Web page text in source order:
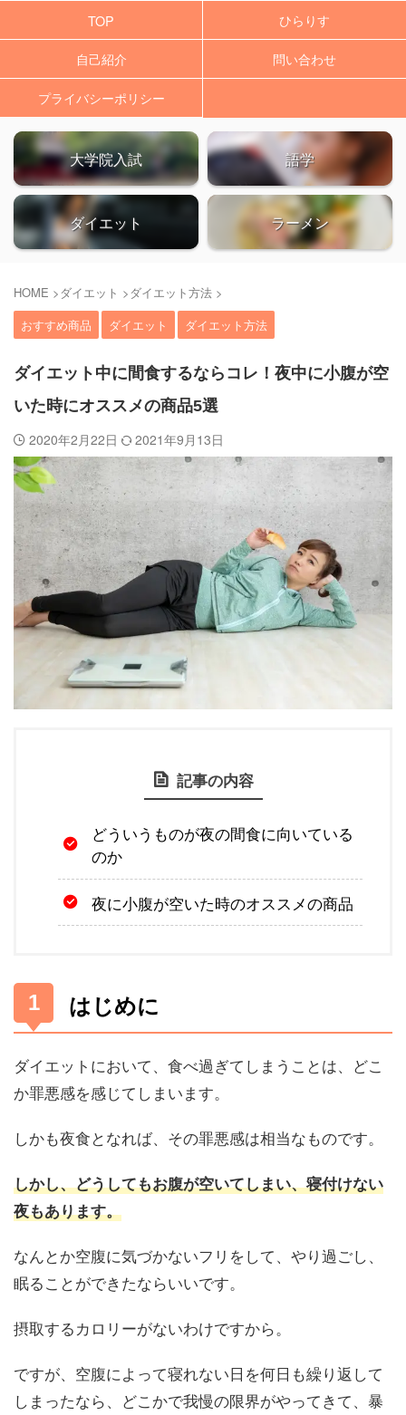
TOP ひらりす
自己紹介 問い合わせ
プライバシーポリシー
大学院入試 語学
ダイエット ラーメン
HOME >ダイエット >ダイエット方法 >
おすすめ商品
ダイエット ダイエット方法
ダイエット中に間食するならコレ！夜中に小腹が空
いた時にオススメの商品5選
2020年2月22日
2021年9月13日
記事の内容
どういうものが夜の間食に向いている
のか
夜に小腹が空いた時のオススメの商品
はじめに
ダイエットにおいて、食べ過ぎてしまうことは、どこ
か罪悪感を感じてしまいます。
しかも夜食となれば、その罪悪感は相当なものです。
しかし、どうしてもお腹が空いてしまい、寝付けない
夜もあります。
なんとか空腹に気づかないフリをして、やり過ごし、
眠ることができたならいいです。
摂取するカロリーがないわけですから。
ですが、空腹によって寝れない日を何日も繰り返して
しまったなら、どこかで我慢の限界がやってきて、暴